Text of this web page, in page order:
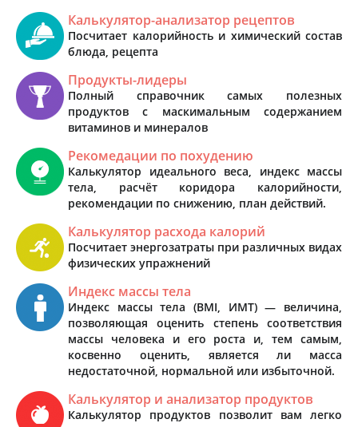
Калькулятор-анализатор рецептов
Посчитает калорийность и химический состав
блюда, рецепта
Продукты-лидеры
Полный справочник самых полезных
продуктов с маскимальным содержанием
витаминов и минералов
Рекомедации по похудению
Калькулятор идеального веса, индекс массы
тела, расчёт коридора калорийности,
рекомендации по снижению, план действий.
Калькулятор расхода калорий
Посчитает энергозатраты при различных видах
физических упражнений
Индекс массы тела
Индекс массы тела (BMI, ИМТ) — величина,
позволяющая оценить степень соответствия
массы человека и его роста и, тем самым,
косвенно оценить, является ли масса
недостаточной, нормальной или избыточной.
Калькулятор и анализатор продуктов
Калькулятор продуктов позволит вам легко